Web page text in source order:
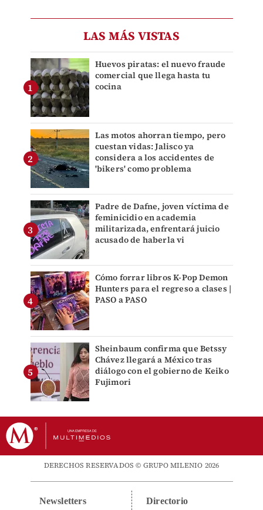
LAS MÁS VISTAS
Huevos piratas: el nuevo fraude
comercial que llega hasta tu
cocina
Las motos ahorran tiempo, pero
cuestan vidas: Jalisco ya
considera a los accidentes de
'bikers' como problema
Padre de Dafne, joven víctima de
feminicidio en academia
militarizada, enfrentará juicio
acusado de haberla vi
Cómo forrar libros K-Pop Demon
Hunters para el regreso a clases |
PASO a PASO
Sheinbaum confirma que Betssy
Chávez llegará a México tras
diálogo con el gobierno de Keiko
Fujimori
DERECHOS RESERVADOS © GRUPO MILENIO 2026
Newsletters Directorio